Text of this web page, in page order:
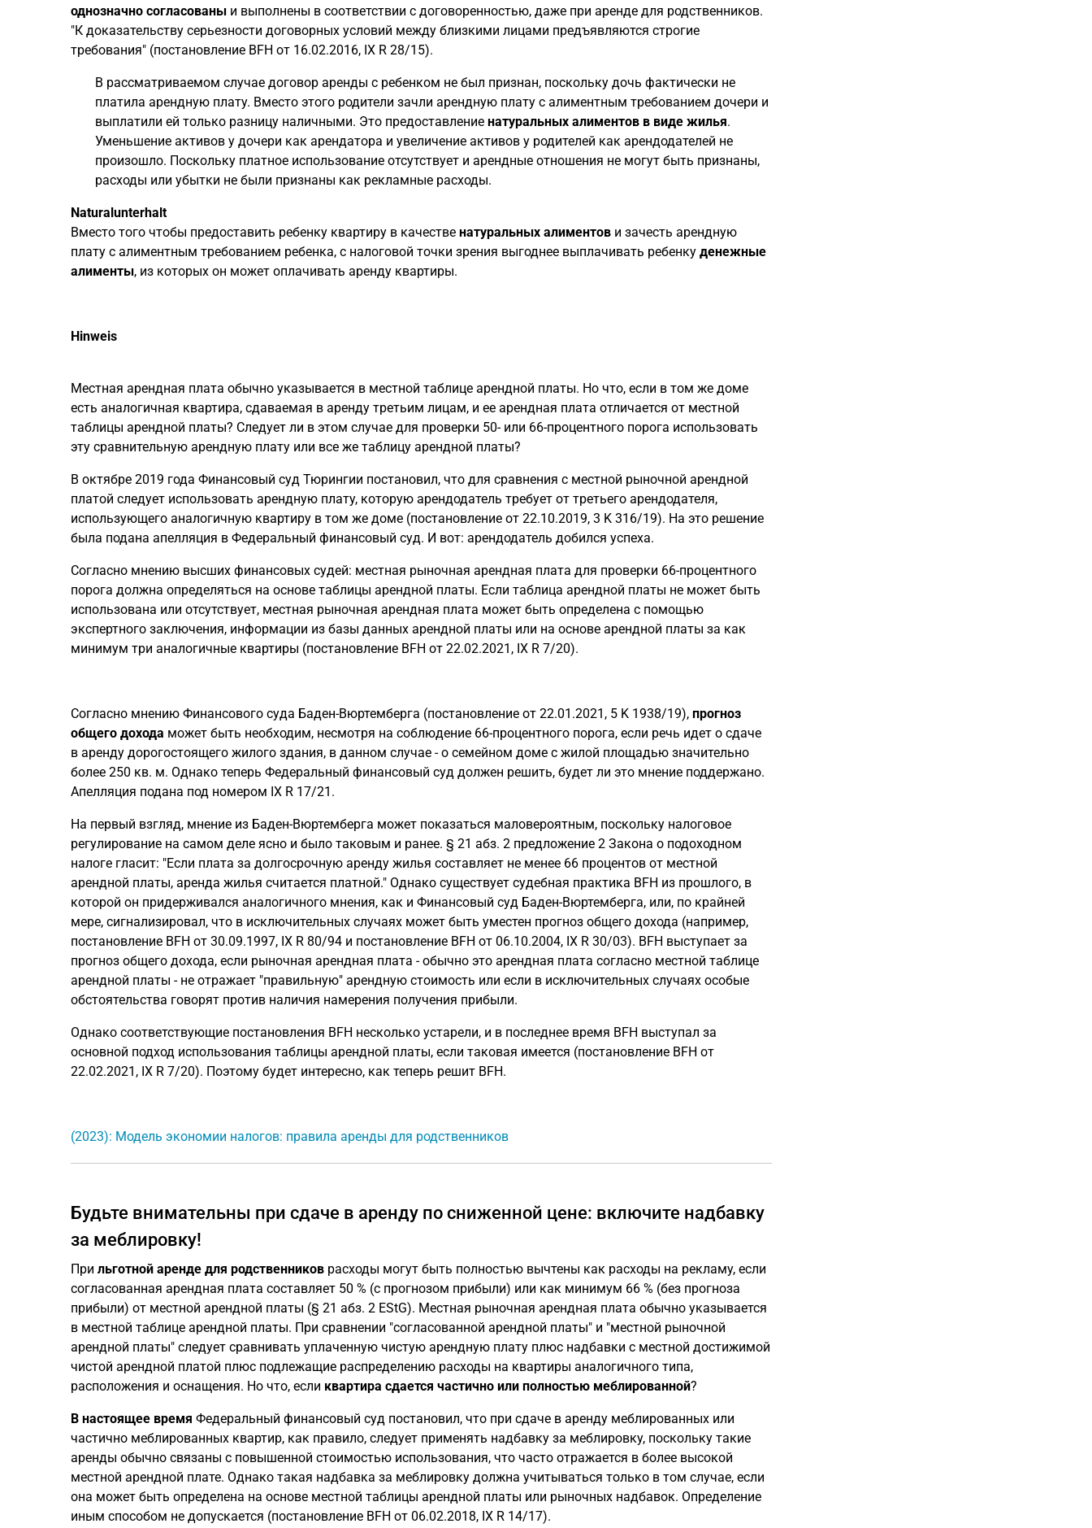
однозначно согласованы и выполнены в соответствии с договоренностью, даже при аренде для родственников.
"К доказательству серьезности договорных условий между близкими лицами предъявляются строгие
требования" (постановление BFH от 16.02.2016, IX R 28/15).
В рассматриваемом случае договор аренды с ребенком не был признан, поскольку дочь фактически не
платила арендную плату. Вместо этого родители зачли арендную плату с алиментным требованием дочери и
выплатили ей только разницу наличными. Это предоставление натуральных алиментов в виде жилья.
Уменьшение активов у дочери как арендатора и увеличение активов у родителей как арендодателей не
произошло. Поскольку платное использование отсутствует и арендные отношения не могут быть признаны,
расходы или убытки не были признаны как рекламные расходы.
Naturalunterhalt
Вместо того чтобы предоставить ребенку квартиру в качестве натуральных алиментов и зачесть арендную
плату с алиментным требованием ребенка, с налоговой точки зрения выгоднее выплачивать ребенку денежные
алименты, из которых он может оплачивать аренду квартиры.
Hinweis
Местная арендная плата обычно указывается в местной таблице арендной платы. Но что, если в том же доме
есть аналогичная квартира, сдаваемая в аренду третьим лицам, и ее арендная плата отличается от местной
таблицы арендной платы? Следует ли в этом случае для проверки 50- или 66-процентного порога использовать
эту сравнительную арендную плату или все же таблицу арендной платы?
В октябре 2019 года Финансовый суд Тюрингии постановил, что для сравнения с местной рыночной арендной
платой следует использовать арендную плату, которую арендодатель требует от третьего арендодателя,
использующего аналогичную квартиру в том же доме (постановление от 22.10.2019, 3 K 316/19). На это решение
была подана апелляция в Федеральный финансовый суд. И вот: арендодатель добился успеха.
Согласно мнению высших финансовых судей: местная рыночная арендная плата для проверки 66-процентного
порога должна определяться на основе таблицы арендной платы. Если таблица арендной платы не может быть
использована или отсутствует, местная рыночная арендная плата может быть определена с помощью
экспертного заключения, информации из базы данных арендной платы или на основе арендной платы за как
минимум три аналогичные квартиры (постановление BFH от 22.02.2021, IX R 7/20).
Согласно мнению Финансового суда Баден-Вюртемберга (постановление от 22.01.2021, 5 K 1938/19), прогноз
общего дохода может быть необходим, несмотря на соблюдение 66-процентного порога, если речь идет о сдаче
в аренду дорогостоящего жилого здания, в данном случае - о семейном доме с жилой площадью значительно
более 250 кв. м. Однако теперь Федеральный финансовый суд должен решить, будет ли это мнение поддержано.
Апелляция подана под номером IX R 17/21.
На первый взгляд, мнение из Баден-Вюртемберга может показаться маловероятным, поскольку налоговое
регулирование на самом деле ясно и было таковым и ранее. § 21 абз. 2 предложение 2 Закона о подоходном
налоге гласит: "Если плата за долгосрочную аренду жилья составляет не менее 66 процентов от местной
арендной платы, аренда жилья считается платной." Однако существует судебная практика BFH из прошлого, в
которой он придерживался аналогичного мнения, как и Финансовый суд Баден-Вюртемберга, или, по крайней
мере, сигнализировал, что в исключительных случаях может быть уместен прогноз общего дохода (например,
постановление BFH от 30.09.1997, IX R 80/94 и постановление BFH от 06.10.2004, IX R 30/03). BFH выступает за
прогноз общего дохода, если рыночная арендная плата - обычно это арендная плата согласно местной таблице
арендной платы - не отражает "правильную" арендную стоимость или если в исключительных случаях особые
обстоятельства говорят против наличия намерения получения прибыли.
Однако соответствующие постановления BFH несколько устарели, и в последнее время BFH выступал за
основной подход использования таблицы арендной платы, если таковая имеется (постановление BFH от
22.02.2021, IX R 7/20). Поэтому будет интересно, как теперь решит BFH.
(2023): Модель экономии налогов: правила аренды для родственников
Будьте внимательны при сдаче в аренду по сниженной цене: включите надбавку
за меблировку!
При льготной аренде для родственников расходы могут быть полностью вычтены как расходы на рекламу, если
согласованная арендная плата составляет 50 % (с прогнозом прибыли) или как минимум 66 % (без прогноза
прибыли) от местной арендной платы (§ 21 абз. 2 EStG). Местная рыночная арендная плата обычно указывается
в местной таблице арендной платы. При сравнении "согласованной арендной платы" и "местной рыночной
арендной платы" следует сравнивать уплаченную чистую арендную плату плюс надбавки с местной достижимой
чистой арендной платой плюс подлежащие распределению расходы на квартиры аналогичного типа,
расположения и оснащения. Но что, если квартира сдается частично или полностью меблированной?
В настоящее время Федеральный финансовый суд постановил, что при сдаче в аренду меблированных или
частично меблированных квартир, как правило, следует применять надбавку за меблировку, поскольку такие
аренды обычно связаны с повышенной стоимостью использования, что часто отражается в более высокой
местной арендной плате. Однако такая надбавка за меблировку должна учитываться только в том случае, если
она может быть определена на основе местной таблицы арендной платы или рыночных надбавок. Определение
иным способом не допускается (постановление BFH от 06.02.2018, IX R 14/17).